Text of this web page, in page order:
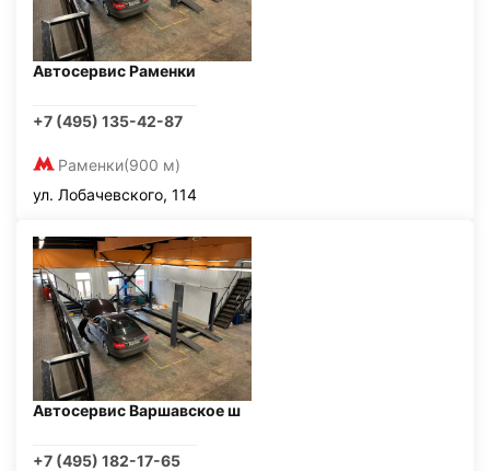
Автосервис Раменки
+7 (495) 135-42-87
Раменки(900 м)
ул. Лобачевского, 114
Автосервис Варшавское ш
+7 (495) 182-17-65